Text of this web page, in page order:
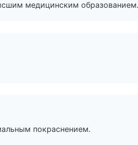
медицинским образованием.
покраснением.